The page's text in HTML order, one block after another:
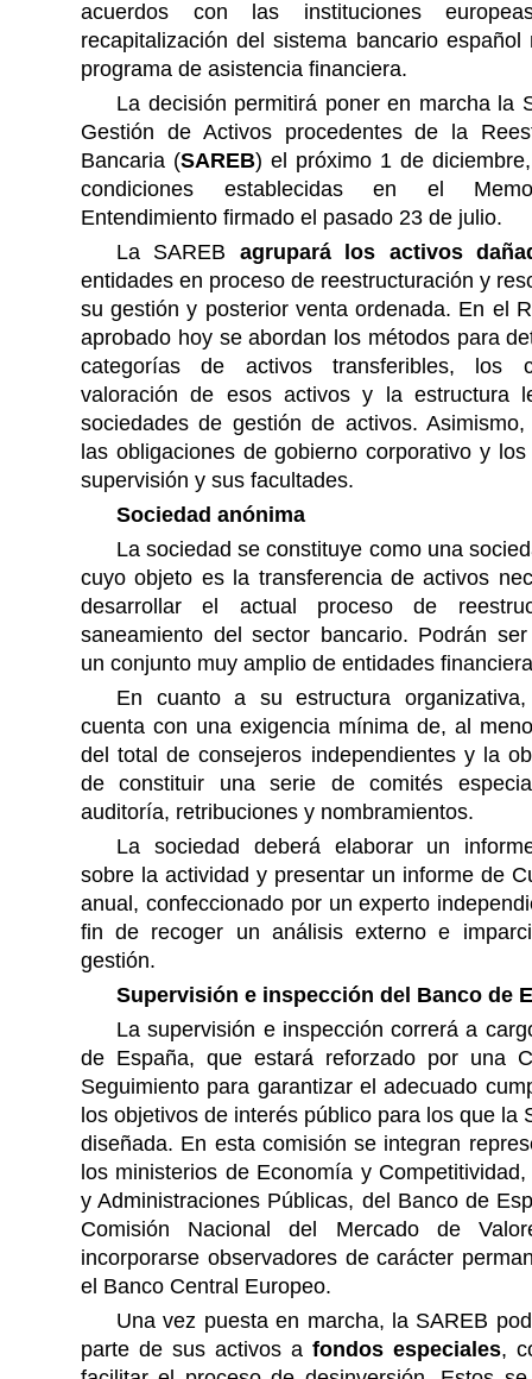
acuerdos con las instituciones
recapitalización del sistema bancario español
programa de asistencia financiera.
La decisión permitirá poner en marcha la
Gestión de Activos procedentes de la
Bancaria (SAREB) el próximo 1 de
condiciones establecidas en el
Entendimiento firmado el pasado 23 de julio.
La SAREB agrupará los activos
entidades en proceso de reestructuración y
su gestión y posterior venta ordenada. En el
aprobado hoy se abordan los métodos para
categorías de activos transferibles, los
valoración de esos activos y la estructura
sociedades de gestión de activos.
las obligaciones de gobierno corporativo y
supervisión y sus facultades.
Sociedad anónima
La sociedad se constituye como una
cuyo objeto es la transferencia de activos
desarrollar el actual proceso de
saneamiento del sector bancario. Podrán
un conjunto muy amplio de entidades
En cuanto a su estructura
cuenta con una exigencia mínima de, al
del total de consejeros independientes y la
de constituir una serie de comités
auditoría, retribuciones y nombramientos.
La sociedad deberá elaborar un
sobre la actividad y presentar un informe de
anual, confeccionado por un experto
fin de recoger un análisis externo e
gestión.
Supervisión e inspección del Banco de
La supervisión e inspección correrá a
de España, que estará reforzado por una
Seguimiento para garantizar el adecuado
los objetivos de interés público para los que la
diseñada. En esta comisión se integran
los ministerios de Economía y
y Administraciones Públicas, del Banco de
Comisión Nacional del Mercado de
incorporarse observadores de carácter
el Banco Central Europeo.
Una vez puesta en marcha, la SAREB
parte de sus activos a fondos especiales,